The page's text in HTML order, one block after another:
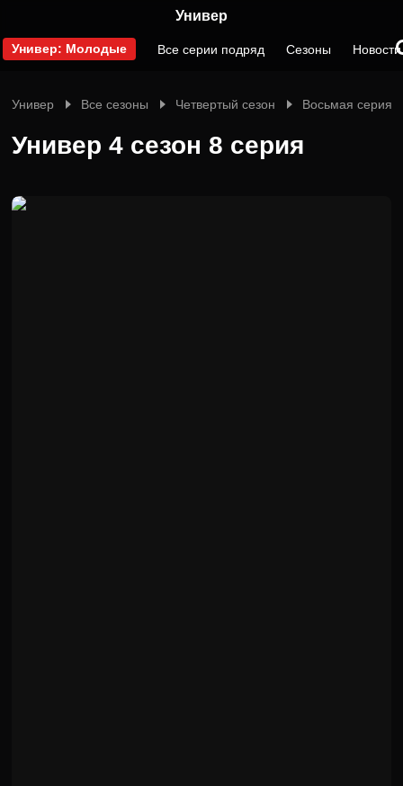
Универ
Универ: Молодые Все серии подряд Сезоны Новости
Универ Все сезоны Четвертый сезон Восьмая серия
Универ 4 сезон 8 серия